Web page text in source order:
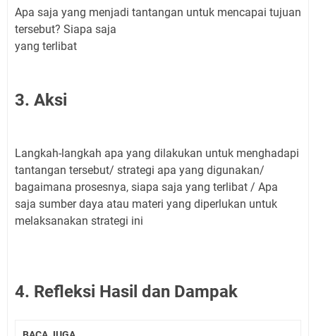
Apa saja yang menjadi tantangan untuk mencapai tujuan
tersebut? Siapa saja
yang terlibat
3. Aksi
Langkah-langkah apa yang dilakukan untuk menghadapi
tantangan tersebut/ strategi apa yang digunakan/
bagaimana prosesnya, siapa saja yang terlibat / Apa
saja sumber daya atau materi yang diperlukan untuk
melaksanakan strategi ini
4. Refleksi Hasil dan Dampak